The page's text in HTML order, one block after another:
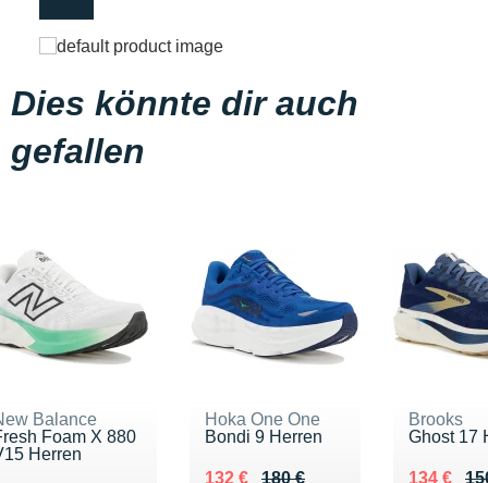
Dies könnte dir auch
gefallen
Balance
Foam X 880
Herren
Hoka One One
Bondi 9 Herren
180 €
Au lieu de 180 €
132 €
Vendu 132 €
Brooks
Ghost 17
Au lieu
134 €
Vendu